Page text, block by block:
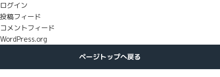
ログイン
投稿フィード
コメントフィード
WordPress.org